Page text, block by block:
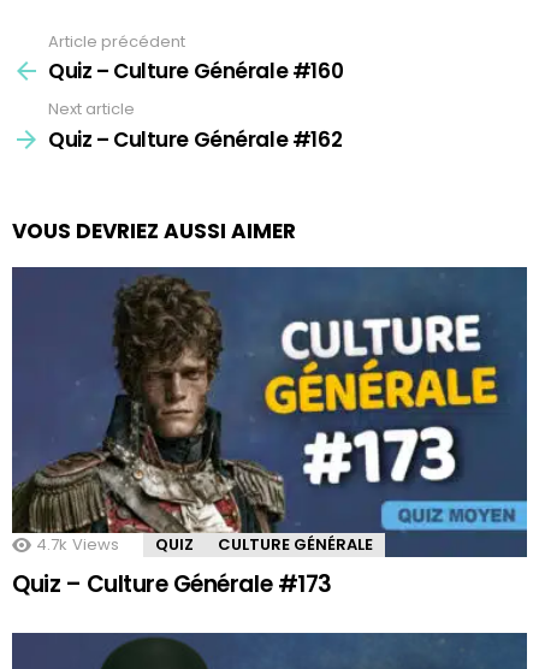
more
Article précédent
Quiz – Culture Générale #160
Next article
Quiz – Culture Générale #162
VOUS DEVRIEZ AUSSI AIMER
4.7k Views QUIZ CULTURE GÉNÉRALE
Quiz – Culture Générale #173